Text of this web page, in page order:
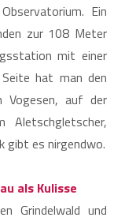
Ein
zur 108 Meter
mit einer
hat man den
Vogesen, auf der
Aletschgletscher,
gibt es nirgendwo.
als Kulisse
Grindelwald und